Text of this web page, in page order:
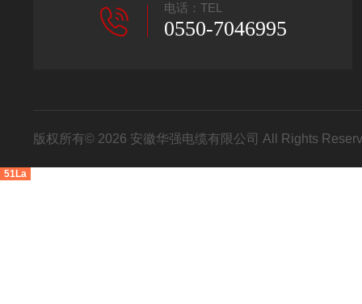
电话：TEL
0550-7046995
版权所有© 2026 安徽华强电缆有限公司 All Rights
51La